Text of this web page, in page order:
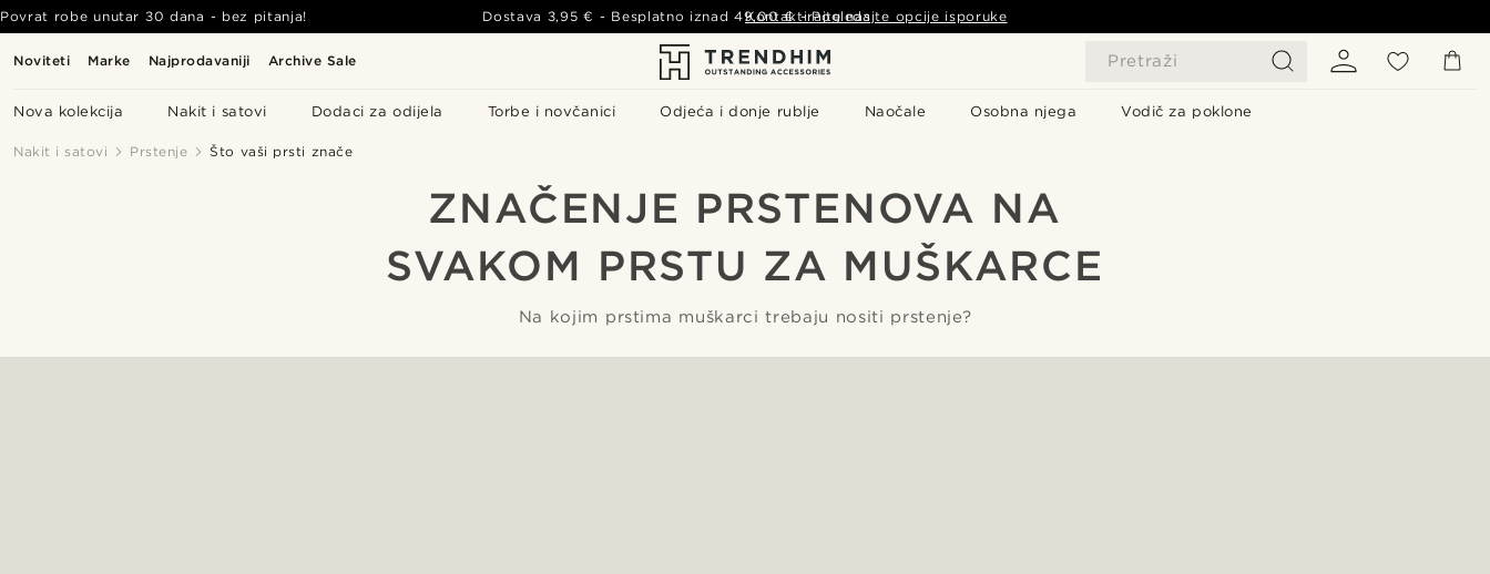
Noviteti Marke Najprodavaniji Archive Sale Pretraži
Nova kolekcija Nakit i satovi Dodaci za odijela Torbe i novčanici Odjeća i donje rublje Naočale Osobna njega Vodič za poklone
Povrat robe unutar 30 dana - bez pitanja! Dostava 3,95 € - Besplatno iznad49,00 € - Pogledajte opcije isporuke
Kontaktirajte nas
Nakit i satovi Prstenje Što vaši prsti znače
ZNAČENJE PRSTENOVA NA
SVAKOM PRSTU ZA MUŠKARCE
Na kojim prstima muškarci trebaju nositi prstenje?